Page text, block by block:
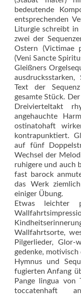
bedeutende
entsprechenden
Liturgie schreibt in
zwei der
Ostern (Victimae
(Veni Sancte
Gleißners
ausdrucksstarken,
Text der
gesamte Stück.
Dreivierteltakt
angehauchte
ostinatohaft
kontrapunktiert.
auf fünf
Wechsel der
ruhigere und auch
fast barock
das Werk
einiger Übung.
Etwas leichter
Wallfahrtsorte,
Pilgerlieder,
gedenke,
Hymnus und
fugierten Anfang
Pange lingua von
toccatenhaft